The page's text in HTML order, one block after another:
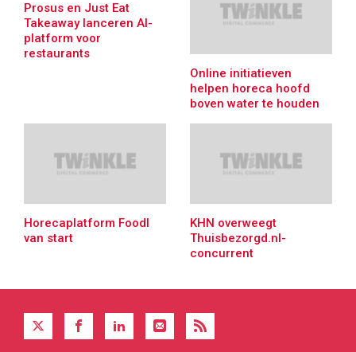
Prosus en Just Eat
Takeaway lanceren AI-
platform voor
restaurants
Online initiatieven
helpen horeca hoofd
boven water te houden
Horecaplatform Foodl
van start
KHN overweegt
Thuisbezorgd.nl-
concurrent